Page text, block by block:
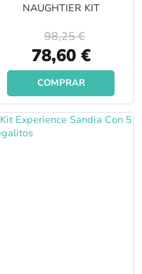
NAUGHTIER KIT
Special
Price
78,60 €
98,25 €
COMPRAR